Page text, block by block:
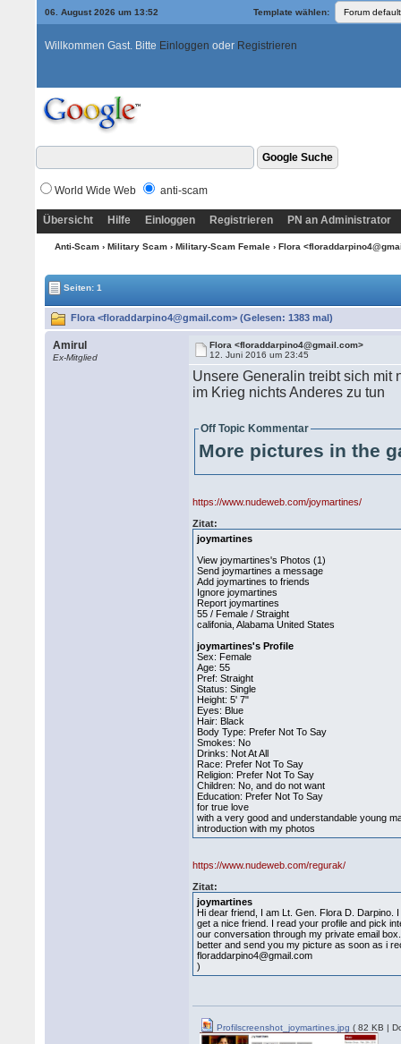
06. August 2026 um 13:52 Template wählen:
Willkommen Gast. Bitte Einloggen oder Registrieren
World Wide Web anti-scam
Übersicht Hilfe Einloggen Registrieren PN an Administrator
Anti-Scam› Military Scam› Military-Scam Female› Flora
Seiten: 1
Flora <floraddarpino4@gmail.com> (Gelesen: 1383 mal)
Amirul
Ex-Mitglied
Flora <floraddarpino4@gmail.com>
12. Juni 2016 um 23:45
Unsere Generalin treibt sich mit
im Krieg nichts Anderes zu tun
Off Topic Kommentar
More pictures in the
https://www.nudeweb.com/joymartines/
Zitat:
joymartines
View joymartines's Photos (1)
Send joymartines a message
Add joymartines to friends
Ignore joymartines
Report joymartines
55 / Female / Straight
califonia, Alabama United States
joymartines's Profile
Sex: Female
Age: 55
Pref: Straight
Status: Single
Height: 5' 7"
Eyes: Blue
Hair: Black
Body Type: Prefer Not To Say
Smokes: No
Drinks: Not At All
Race: Prefer Not To Say
Religion: Prefer Not To Say
Children: No, and do not want
Education: Prefer Not To Say
for true love
with a very good and understandable young
introduction with my photos
https://www.nudeweb.com/regurak/
Zitat:
joymartines
Hi dear friend, I am Lt. Gen. Flora D. Darpino.
get a nice friend. I read your profile and pick
our conversation through my private email
better and send you my picture as soon as i
floraddarpino4@gmail.com
)
Profilscreenshot_joymartines.jpg ( 82 KB |